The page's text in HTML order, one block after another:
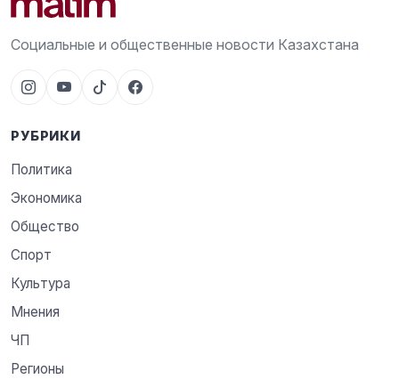
Социальные и общественные новости Казахстана
РУБРИКИ
Политика
Экономика
Общество
Спорт
Культура
Мнения
ЧП
Регионы